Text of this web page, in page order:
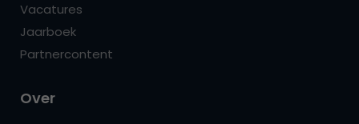
Vacatures
Jaarboek
Partnercontent
Over